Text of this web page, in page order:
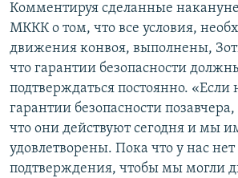
Комментируя сделанные
МККК о том, что все условия,
движения конвоя, выполнены,
что гарантии безопасности
подтверждаться постоянно. «Если
гарантии безопасности позавчера,
что они действуют сегодня и мы
удовлетворены. Пока что у нас нет
подтверждения, чтобы мы могли